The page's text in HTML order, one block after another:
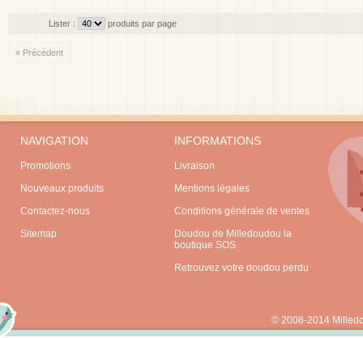
Lister : produits par page
« Précédent
NAVIGATION
Promotions
Nouveaux produits
Contactez-nous
Sitemap
INFORMATIONS
Livraison
Mentions légales
Conditions générale de ventes
Doudou de Milledoudou la
boutique SOS
Retrouvez votre doudou perdu
© 2008-2014